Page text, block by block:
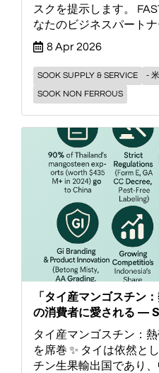
スクを提示します。
なたのビジネスパート
8 Apr 2026
SOOK SUPPLY & SERVICE
-
SOOK NON FERROUS
「タイ産マンゴスチン
の消費者に愛される —
タイ産マンゴスチン：
を席巻 ✨ タイは依然と
チン生果輸出国であり